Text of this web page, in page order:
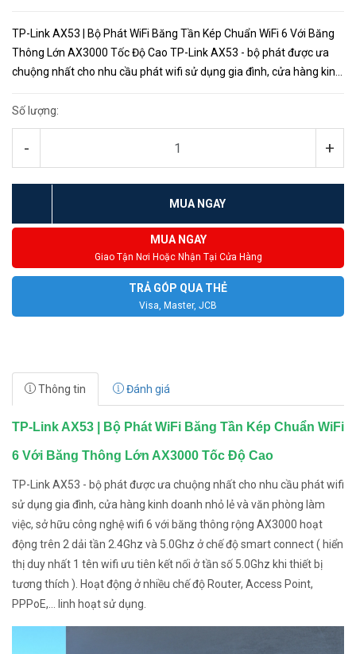
TP-Link AX53 | Bộ Phát WiFi Băng Tần Kép Chuẩn WiFi 6 Với Băng
Thông Lớn AX3000 Tốc Độ Cao TP-Link AX53 - bộ phát được ưa
chuộng nhất cho nhu cầu phát wifi sử dụng gia đình, cửa hàng kinh
Số lượng:
- +
MUA NGAY
MUA NGAY
Giao Tận Nơi Hoặc Nhận Tại Cửa Hàng
TRẢ GÓP QUA THẺ
Visa, Master, JCB
Thông tin Đánh giá
TP-Link AX53 | Bộ Phát WiFi Băng Tần Kép Chuẩn WiFi
6 Với Băng Thông Lớn AX3000 Tốc Độ Cao
TP-Link AX53 - bộ phát được ưa chuộng nhất cho nhu cầu phát wifi
sử dụng gia đình, cửa hàng kinh doanh nhỏ lẻ và văn phòng làm
việc, sở hữu công nghệ wifi 6 với băng thông rộng AX3000 hoạt
động trên 2 dải tần 2.4Ghz và 5.0Ghz ở chế độ smart connect ( hiển
thị duy nhất 1 tên wifi ưu tiên kết nối ở tần số 5.0Ghz khi thiết bị
tương thích ). Hoạt động ở nhiều chế độ Router, Access Point,
PPPoE,... linh hoạt sử dụng.